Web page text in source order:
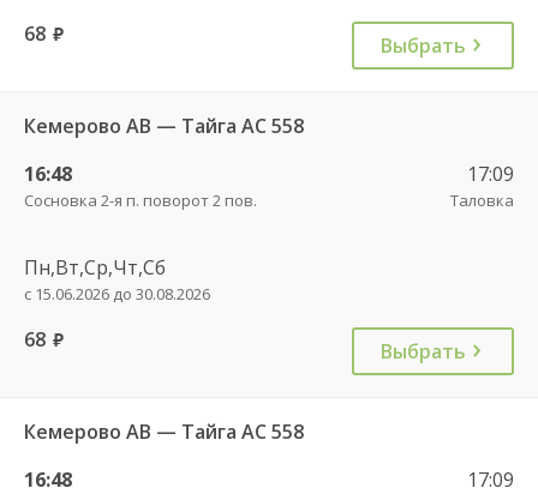
68 руб. Выбрать
Кемерово АВ — Тайга АС 558
16:48
Сосновка 2-я п. поворот 2 пов.
17:09
Таловка
Пн,Вт,Ср,Чт,Сб
с 15.06.2026 до 30.08.2026
68 руб. Выбрать
Кемерово АВ — Тайга АС 558
16:48
17:09